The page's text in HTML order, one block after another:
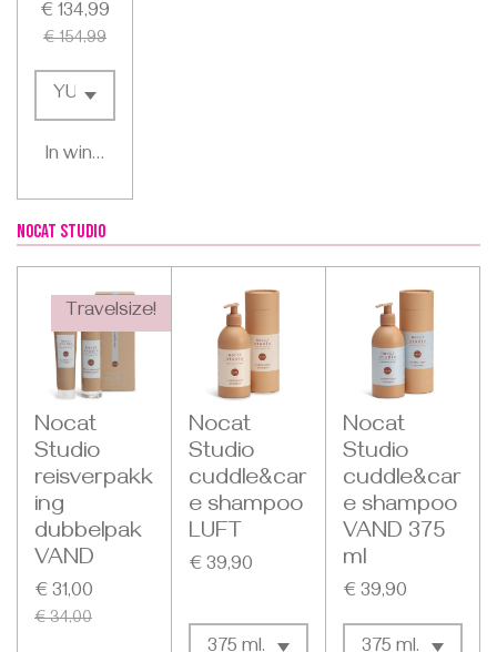
€ 134,99
€ 154,99
In winkelwagen
nocat studio
Travelsize!
Nocat
Studio
reisverpakk
ing
dubbelpak
VAND
€ 31,00
€ 34,00
Nocat
Studio
cuddle&car
e shampoo
LUFT
€ 39,90
Nocat
Studio
cuddle&car
e shampoo
VAND 375
ml
€ 39,90